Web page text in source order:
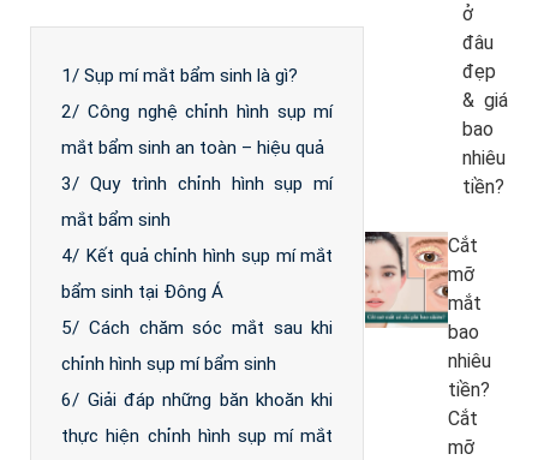
1/ Sụp mí mắt bẩm sinh là gì?
2/ Công nghệ chỉnh hình sụp mí
mắt bẩm sinh an toàn – hiệu quả
3/ Quy trình chỉnh hình sụp mí
mắt bẩm sinh
4/ Kết quả chỉnh hình sụp mí mắt
bẩm sinh tại Đông Á
5/ Cách chăm sóc mắt sau khi
chỉnh hình sụp mí bẩm sinh
6/ Giải đáp những băn khoăn khi
thực hiện chỉnh hình sụp mí mắt
ở
đâu
đẹp
& giá
bao
nhiêu
tiền?
Cắt
mỡ
mắt
bao
nhiêu
tiền?
Cắt
mỡ